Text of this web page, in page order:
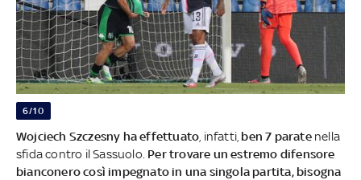
6/10
Wojciech Szczesny ha effettuato , infatti, ben 7 parate nella
sfida contro il Sassuolo. Per trovare un estremo difensore
bianconero così impegnato in una singola partita, bisogna